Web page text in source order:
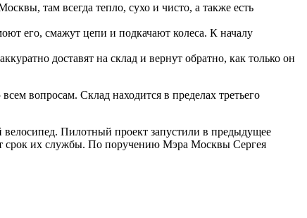
там всегда тепло, сухо и чисто, а также есть
его, смажут цепи и подкачают колеса. К началу
доставят на склад и вернут обратно, как только он
вопросам. Склад находится в пределах третьего
велосипед. Пилотный проект запустили в предыдущее
срок их службы. По поручению Мэра Москвы Сергея